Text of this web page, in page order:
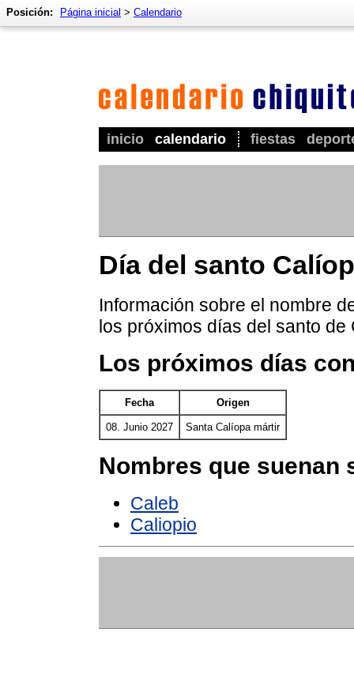
inicio calendario fiestas
Posición: Página inicial > Calendario
Día del santo
Información sobre el nombre
los próximos días del santo de
Los próximos días
Fecha Origen
08. Junio 2027 Santa Calíopa mártir
Nombres que suenan
Caleb
Caliopio